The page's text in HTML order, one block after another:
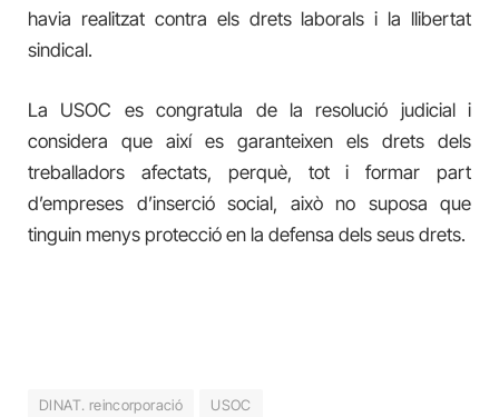
havia realitzat contra els drets laborals i la llibertat
sindical.
La USOC es congratula de la resolució judicial i
considera que així es garanteixen els drets dels
treballadors afectats, perquè, tot i formar part
d’empreses d’inserció social, això no suposa que
tinguin menys protecció en la defensa dels seus drets.
DINAT. reincorporació USOC